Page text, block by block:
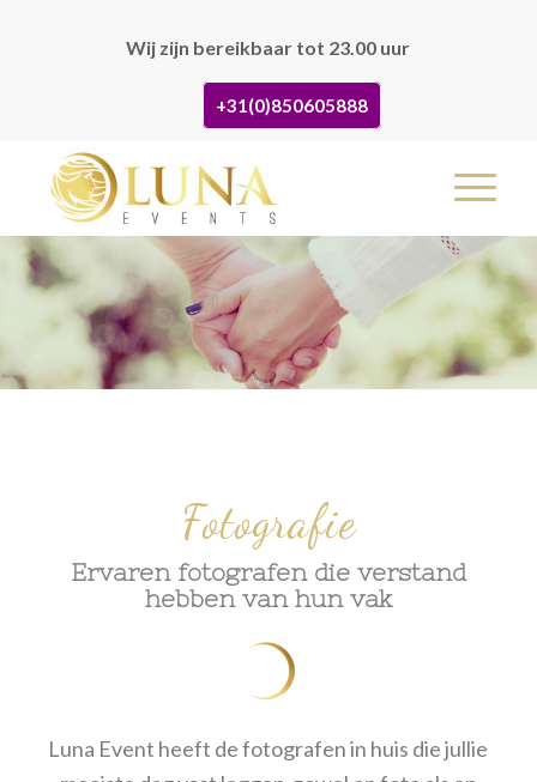
Wij zijn bereikbaar tot 23.00 uur
+31(0)850605888
Fotografie
Ervaren fotografen die verstand
hebben van hun vak
Luna Event heeft de fotografen in huis die jullie